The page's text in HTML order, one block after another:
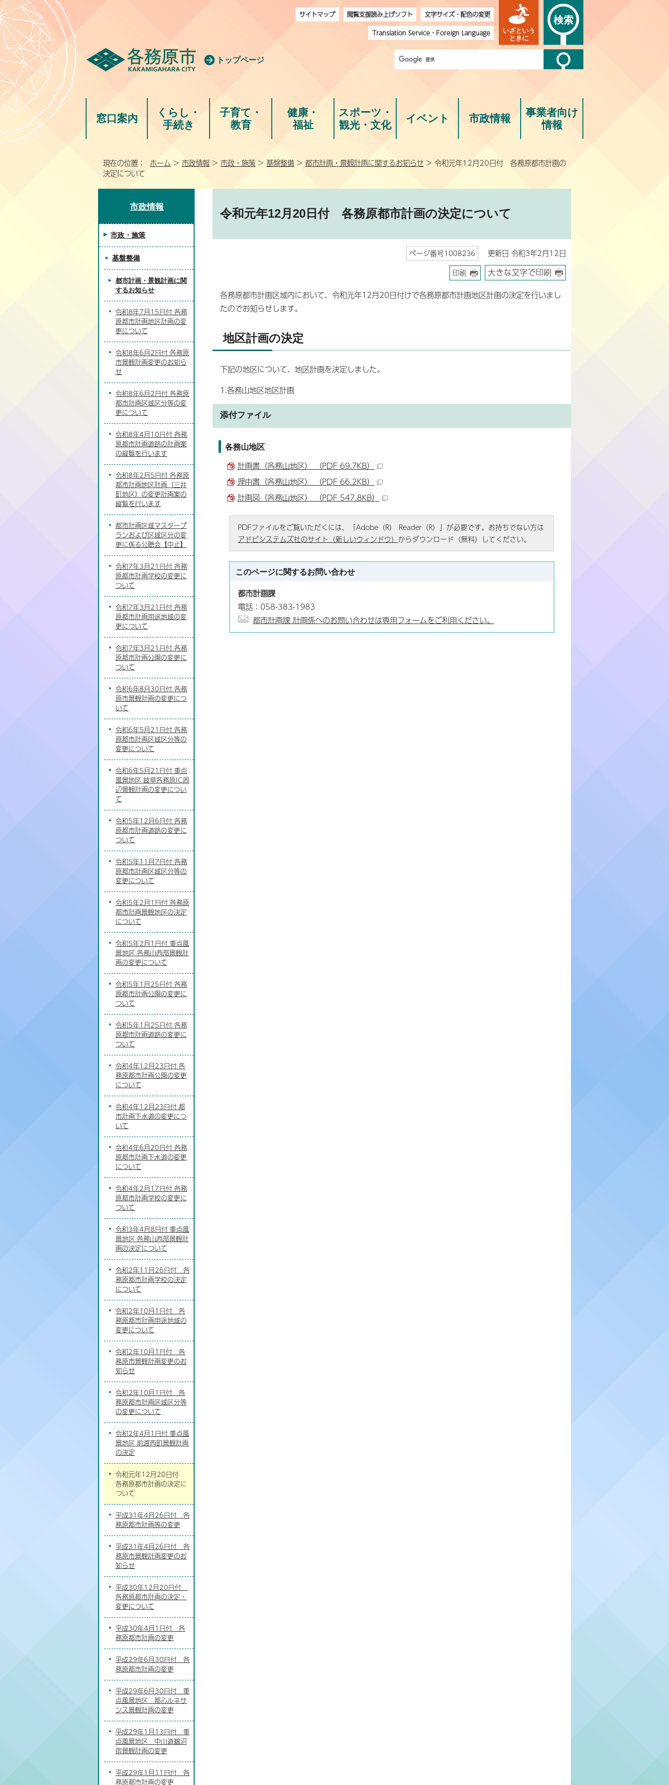
トップページ
サイトマップ 閲覧支援読み上げソフト
文字サイズ・配色の変更
Translation Service・ Foreign Language
いざという
ときに
検索
窓口案内
くらし・
手続き
子育て・
教育
健康・
福祉
スポーツ・
観光・文化
イベント 市政情報
事業者向け
情報
現在の位置： ホーム > 市政情報 > 市政・施策 > 基盤整備 > 都市計画・景観計画に関するお知らせ > 令和元年12月20日付 各務原都市計画の
決定について
令和元年12月20日付 各務原都市計画の決定について
ページ番号1008236 更新日 令和3年2月12日
印刷 大きな文字で印刷
各務原都市計画区域内において、令和元年12月20日付けで各務原都市計画地区計画の決定を行いまし
たのでお知らせします。
地区計画の決定
下記の地区について、地区計画を決定しました。
1.各務山地区地区計画
添付ファイル
各務山地区
計画書（各務山地区） （PDF 69.7KB）
理由書（各務山地区） （PDF 66.2KB）
計画図（各務山地区） （PDF 547.8KB）
PDFファイルをご覧いただくには、「Adobe（R） Reader（R）」が必要です。お持ちでない方は
アドビシステムズ社のサイト（新しいウィンドウ） からダウンロード（無料）してください。
このページに関するお問い合わせ
都市計画課
電話：058-383-1983
都市計画課 計画係へのお問い合わせは専用フォームをご利用ください。
市政情報
市政・施策
基盤整備
都市計画・景観計画に関
するお知らせ
令和8年7月15日付 各務
原都市計画地区計画の変
更について
令和8年6月2日付 各務原
市景観計画変更のお知ら
せ
令和8年6月2日付 各務原
都市計画区域区分等の変
更について
令和8年4月10日付 各務
原都市計画道路の計画案
の縦覧を行います
令和8年2月5日付 各務原
都市計画地区計画（三井
町地区）の変更計画案の
縦覧を行います
都市計画区域マスタープ
ランおよび区域区分の変
更に係る公聴会【中止】
令和7年3月21日付 各務
原都市計画学校の変更に
ついて
令和7年3月21日付 各務
原都市計画用途地域の変
更について
令和7年3月21日付 各務
原都市計画公園の変更に
ついて
令和6年8月30日付 各務
原市景観計画の変更につ
いて
令和6年5月21日付 各務
原都市計画区域区分等の
変更について
令和6年5月21日付 重点
風景地区 岐阜各務原IC周
辺景観計画の変更につい
て
令和5年12月6日付 各務
原都市計画道路の変更に
ついて
令和5年11月7日付 各務
原都市計画区域区分等の
変更について
令和5年2月1日付 各務原
都市計画景観地区の決定
について
令和5年2月1日付 重点風
景地区 各務山西部景観計
画の変更について
令和5年1月25日付 各務
原都市計画公園の変更に
ついて
令和5年1月25日付 各務
原都市計画道路の変更に
ついて
令和4年12月23日付 各
務原都市計画公園の変更
について
令和4年12月23日付 都
市計画下水道の変更につ
いて
令和4年6月20日付 各務
原都市計画下水道の変更
について
令和4年2月17日付 各務
原都市計画学校の変更に
ついて
令和3年4月8日付 重点風
景地区 各務山西部景観計
画の決定について
令和2年11月26日付 各
務原都市計画学校の決定
について
令和2年10月1日付 各
務原都市計画用途地域の
変更について
令和2年10月1日付 各
務原市景観計画変更のお
知らせ
令和2年10月1日付 各
務原都市計画区域区分等
の変更について
令和2年4月1日付 重点風
景地区 前渡西町景観計画
の決定
令和元年12月20日付
各務原都市計画の決定に
ついて
平成31年4月26日付 各
務原都市計画等の変更
平成31年4月26日付 各
務原市景観計画変更のお
知らせ
平成30年12月20日付
各務原都市計画の決定・
変更について
平成30年4月1日付 各
務原都市計画の変更
平成29年6月30日付 各
務原都市計画の変更
平成29年6月30日付 重
点風景地区 都心ルネサ
ンス景観計画の変更
平成29年1月13日付 重
点風景地区 中山道鵜沼
宿景観計画の変更
平成29年1月11日付 各
務原都市計画の変更